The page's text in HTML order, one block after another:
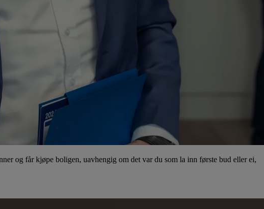
og får kjøpe boligen, uavhengig om det var du som la inn første bud eller ei,